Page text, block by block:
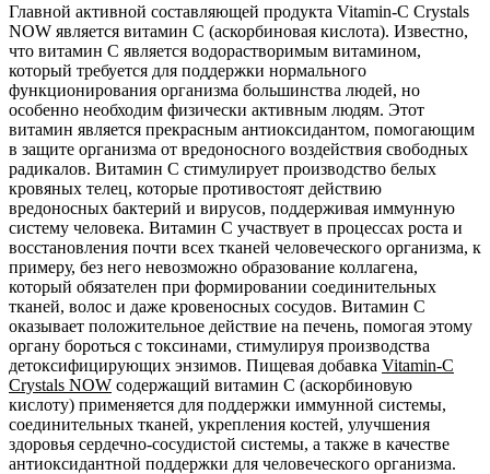
Главной активной составляющей продукта Vitamin-C Crystals
NOW является витамин С (аскорбиновая кислота). Известно,
что витамин С является водорастворимым витамином,
который требуется для поддержки нормального
функционирования организма большинства людей, но
особенно необходим физически активным людям. Этот
витамин является прекрасным антиоксидантом, помогающим
в защите организма от вредоносного воздействия свободных
радикалов. Витамин С стимулирует производство белых
кровяных телец, которые противостоят действию
вредоносных бактерий и вирусов, поддерживая иммунную
систему человека. Витамин С участвует в процессах роста и
восстановления почти всех тканей человеческого организма, к
примеру, без него невозможно образование коллагена,
который обязателен при формировании соединительных
тканей, волос и даже кровеносных сосудов. Витамин С
оказывает положительное действие на печень, помогая этому
органу бороться с токсинами, стимулируя производства
детоксифицирующих энзимов. Пищевая добавка Vitamin-C
Crystals NOW содержащий витамин C (аскорбиновую
кислоту) применяется для поддержки иммунной системы,
соединительных тканей, укрепления костей, улучшения
здоровья сердечно-сосудистой системы, а также в качестве
антиоксидантной поддержки для человеческого организма.